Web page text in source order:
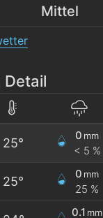
Mittel
Detail
25°
0 mm
< 5 %
25°
0 mm
25 %
0.1 mm